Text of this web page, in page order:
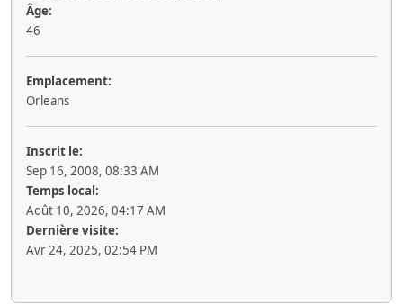
Âge:
46
Emplacement:
Orleans
Inscrit le:
Sep 16, 2008, 08:33 AM
Temps local:
Août 10, 2026, 04:17 AM
Dernière visite:
Avr 24, 2025, 02:54 PM